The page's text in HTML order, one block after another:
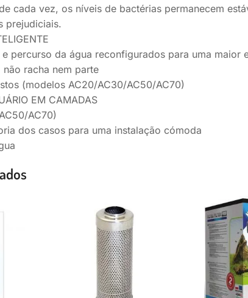
cada vez, os níveis de bactérias permanecem
prejudiciais.
percurso da água reconfigurados para uma maior
não racha nem parte
(modelos AC20/AC30/AC50/AC70)
EM CAMADAS
AC70)
dos casos para uma instalação cómoda